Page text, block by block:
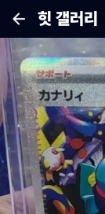
힛 갤러리